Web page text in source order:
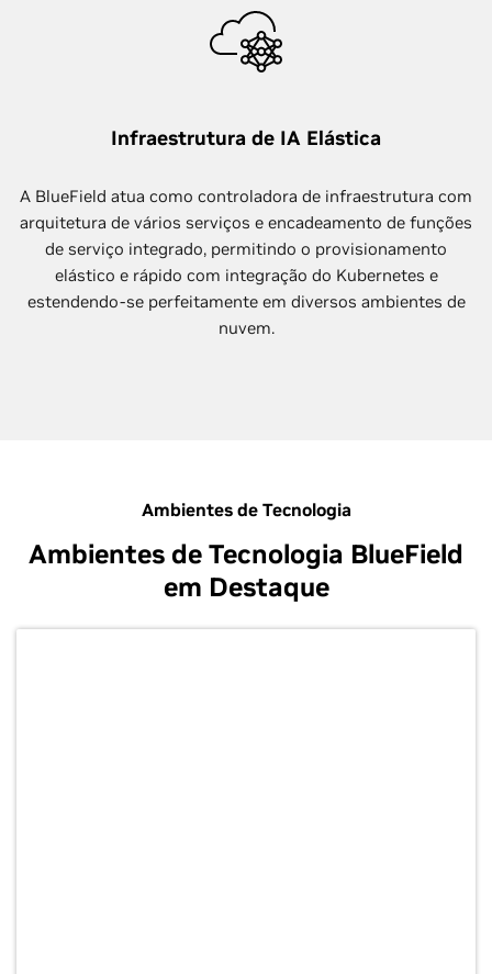
Infraestrutura de IA Elástica
A BlueField atua como controladora de infraestrutura com
arquitetura de vários serviços e encadeamento de funções
de serviço integrado, permitindo o provisionamento
elástico e rápido com integração do Kubernetes e
estendendo-se perfeitamente em diversos ambientes de
nuvem.
Ambientes de Tecnologia
Ambientes de Tecnologia BlueField
em Destaque